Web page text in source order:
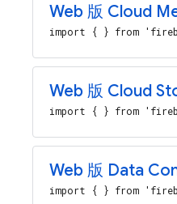
Web 版 Cloud
import { } from
Web 版 Cloud
import { } from
Web 版 Data
import { } from